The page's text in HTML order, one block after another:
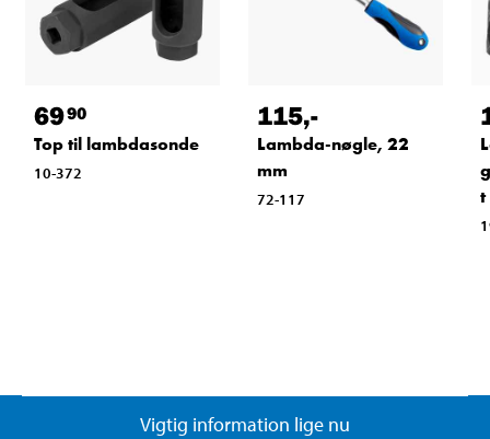
6990
Top til lambdasonde
10-372
115,-
Lambda-nøgle, 22
mm
72-117
t
Vigtig information lige nu